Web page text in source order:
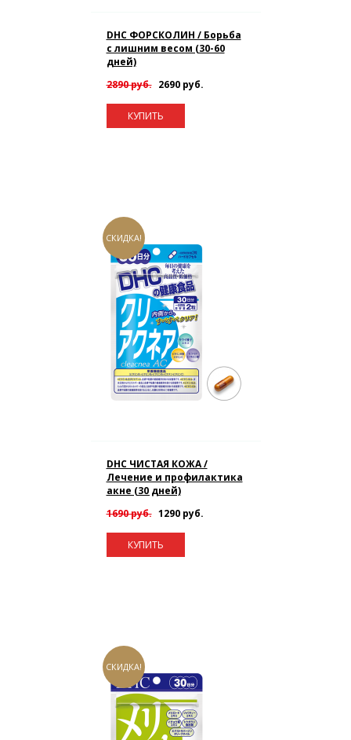
DHC ФОРСКОЛИН / Борьба
с лишним весом (30-60
дней)
2890 руб. 2690 руб.
КУПИТЬ
СКИДКА!
DHC ЧИСТАЯ КОЖА /
Лечение и профилактика
акне (30 дней)
1690 руб. 1290 руб.
КУПИТЬ
СКИДКА!